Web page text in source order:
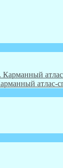
атлас-